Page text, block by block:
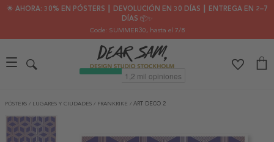
🌟 AHORA: 30% EN PÓSTERS ┃ DEVOLUCIÓN EN 30 DÍAS ┃ ENTREGA EN 2–7
DÍAS 📦✨
Code: SUMMER30, hasta el 7/8
PÓSTERS / LUGARES Y CIUDADES / FRANKRIKE / ART DECO 2